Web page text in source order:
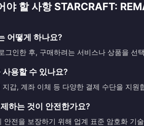
야 할 사항 STARCRAFT:
어떻게 하나요?
그인한 후, 구매하려는 서비스나 상품을
용할 수 있나요?
갑, 계좌 이체 등 다양한 결제 수단을 지
하는 것이 안전한가요?
안전을 보장하기 위해 업계 표준 암호화 기